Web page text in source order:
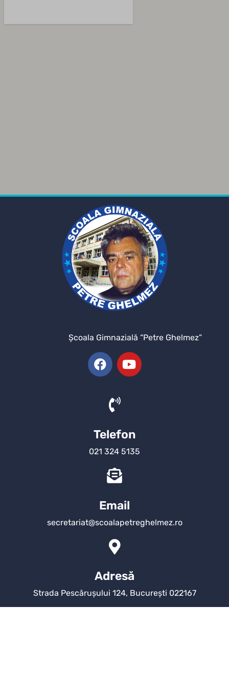
Şcoala Gimnazială “Petre Ghelmez”
Telefon
021 324 5135
Email
secretariat@scoalapetreghelmez.ro
Adresă
Strada Pescărușului 124, București 022167